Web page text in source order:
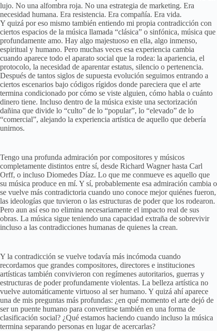
lujo. No una alfombra roja. No una estrategia de marketing. Era
necesidad humana. Era resistencia. Era compañía. Era vida.
Y quizá por eso mismo también entiendo mi propia contradicción con
ciertos espacios de la música llamada “clásica” o sinfónica, música que
profundamente amo. Hay algo majestuoso en ella, algo inmenso,
espiritual y humano. Pero muchas veces esa experiencia cambia
cuando aparece todo el aparato social que la rodea: la apariencia, el
protocolo, la necesidad de aparentar estatus, silencio o pertenencia.
Después de tantos siglos de supuesta evolución seguimos entrando a
ciertos escenarios bajo códigos rígidos donde pareciera que el arte
termina condicionado por cómo se viste alguien, cómo habla o cuánto
dinero tiene. Incluso dentro de la música existe una sectorización
dañina que divide lo “culto” de lo “popular”, lo “elevado” de lo
“comercial”, alejando la experiencia artística de aquello que debería
unirnos.
Tengo una profunda admiración por compositores y músicos
completamente distintos entre sí, desde Richard Wagner hasta Carl
Orff, o incluso Diomedes Díaz. Lo que me conmueve es aquello que
su música produce en mí. Y sí, probablemente esa admiración cambia o
se vuelve más contradictoria cuando uno conoce mejor quiénes fueron,
las ideologías que tuvieron o las estructuras de poder que los rodearon.
Pero aun así eso no elimina necesariamente el impacto real de sus
obras. La música sigue teniendo una capacidad extraña de sobrevivir
incluso a las contradicciones humanas de quienes la crean.
Y la contradicción se vuelve todavía más incómoda cuando
recordamos que grandes compositores, directores e instituciones
artísticas también convivieron con regímenes autoritarios, guerras y
estructuras de poder profundamente violentas. La belleza artística no
vuelve automáticamente virtuoso al ser humano. Y quizá ahí aparece
una de mis preguntas más profundas: ¿en qué momento el arte dejó de
ser un puente humano para convertirse también en una forma de
clasificación social? ¿Qué estamos haciendo cuando incluso la música
termina separando personas en lugar de acercarlas?